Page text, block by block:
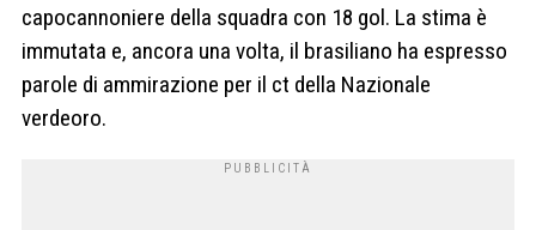
capocannoniere della squadra con 18 gol. La stima è
immutata e, ancora una volta, il brasiliano ha espresso
parole di ammirazione per il ct della Nazionale
verdeoro.